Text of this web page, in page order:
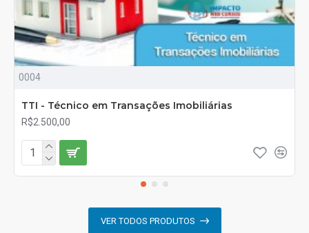
0004
TTI - Técnico em Transações Imobiliárias
R$2.500,00
VER TODOS PRODUTOS